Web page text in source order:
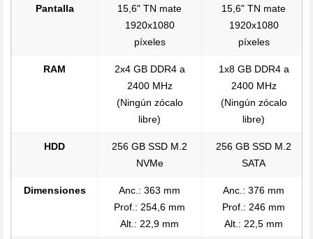
Pantalla
15,6" TN mate
1920x1080
píxeles
15,6" TN mate
1920x1080
píxeles
RAM
2x4 GB DDR4 a
2400 MHz
(Ningún zócalo
libre)
1x8 GB DDR4 a
2400 MHz
(Ningún zócalo
libre)
HDD
256 GB SSD M.2
NVMe
256 GB SSD M.2
SATA
Dimensiones
Anc.: 363 mm
Prof.: 254,6 mm
Alt.: 22,9 mm
Anc.: 376 mm
Prof.: 246 mm
Alt.: 22,5 mm